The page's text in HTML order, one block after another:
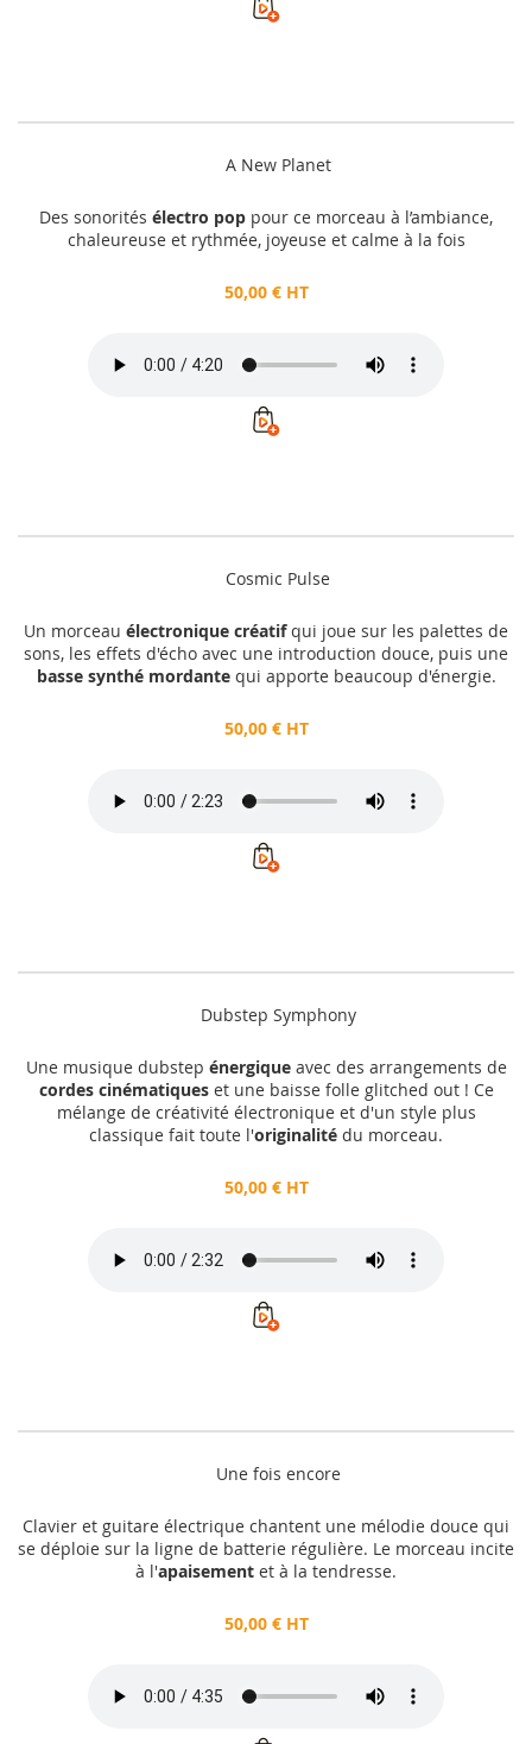
A New Planet
Des sonorités électro pop pour ce morceau à l’ambiance,
chaleureuse et rythmée, joyeuse et calme à la fois
50,00 € HT
Cosmic Pulse
Un morceau électronique créatifqui joue sur les palettes de
sons, les effets d'écho avec une introduction douce, puis une
basse synthé mordantequi apporte beaucoup d'énergie.
50,00 € HT
Dubstep Symphony
Une musique dubstep énergiqueavec des arrangements de
cordes cinématiqueset une baisse folle glitched out ! Ce
mélange de créativité électronique et d'un style plus
classique fait toute l'originalité du morceau.
50,00 € HT
Une fois encore
Clavier et guitare électrique chantent une mélodie douce qui
se déploie sur la ligne de batterie régulière. Le morceau incite
à l'apaisement et à la tendresse.
50,00 € HT